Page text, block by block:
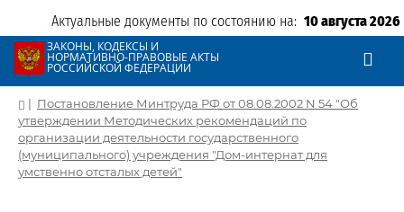
Актуальные документы по состоянию на: 10 августа 2026
ЗАКОНЫ, КОДЕКСЫ И
НОРМАТИВНО-ПРАВОВЫЕ АКТЫ
РОССИЙСКОЙ ФЕДЕРАЦИИ
| Постановление Минтруда РФ от 08.08.2002 N 54 "Об
утверждении Методических рекомендаций по
организации деятельности государственного
(муниципального) учреждения "Дом-интернат для
умственно отсталых детей"